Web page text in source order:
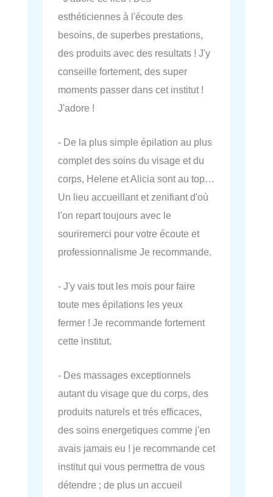
esthéticiennes à l'écoute des
besoins, de superbes prestations,
des produits avec des resultats ! J'y
conseille fortement, des super
moments passer dans cet institut !
J'adore !
- De la plus simple épilation au plus
complet des soins du visage et du
corps, Helene et Alicia sont au top…
Un lieu accueillant et zenifiant d'où
l'on repart toujours avec le
souriremerci pour votre écoute et
professionnalisme Je recommande.
- J'y vais tout les mois pour faire
toute mes épilations les yeux
fermer ! Je recommande fortement
cette institut.
- Des massages exceptionnels
autant du visage que du corps, des
produits naturels et trés efficaces,
des soins energetiques comme j'en
avais jamais eu ! je recommande cet
institut qui vous permettra de vous
détendre ; de plus un accueil